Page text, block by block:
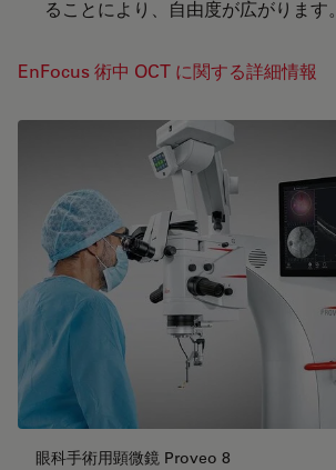
ることにより、自由度が広がります。
EnFocus 術中 OCT に関する詳細情報
眼科手術用顕微鏡 Proveo 8